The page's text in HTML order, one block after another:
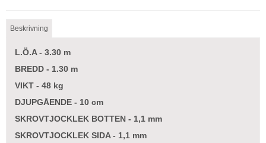
Beskrivning
L.Ö.A - 3.30 m
BREDD - 1.30 m
VIKT - 48 kg
DJUPGÅENDE - 10 cm
SKROVTJOCKLEK BOTTEN - 1,1 mm
SKROVTJOCKLEK SIDA - 1,1 mm